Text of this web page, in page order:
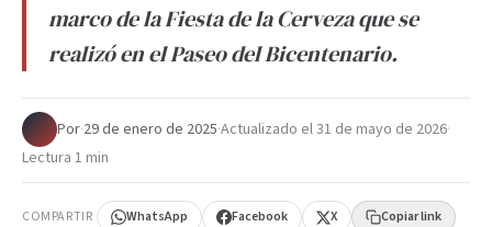
marco de la Fiesta de la Cerveza que se
realizó en el Paseo del Bicentenario.
Por·29 de enero de 2025·Actualizado el31 de mayo de 2026·
Lectura 1 min
COMPARTIR WhatsApp Facebook X Copiar link